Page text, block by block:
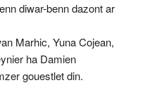
diwar-benn dazont ar
Marhic, Yuna Cojean,
ha Damien
gouestlet din.